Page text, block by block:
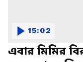
এবার মিমির
15:02